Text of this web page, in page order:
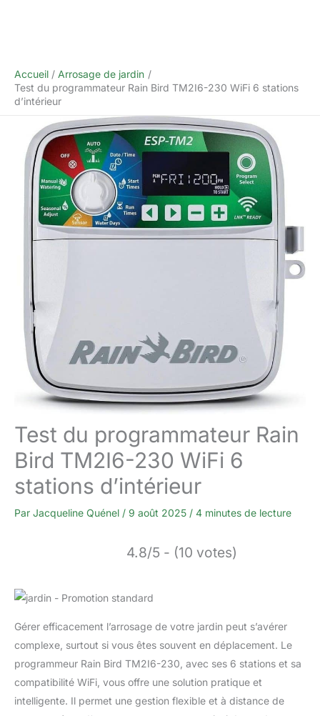
Accueil
Arrosage de jardin
Test du programmateur Rain Bird TM2I6-230 WiFi 6 stations
d’intérieur
Test du programmateur Rain
Bird TM2I6-230 WiFi 6
stations d’intérieur
Par Jacqueline Quénel / 9 août 2025 / 4 minutes de lecture
4.8/5 - (10 votes)
Gérer efficacement l’arrosage de votre jardin peut s’avérer
complexe, surtout si vous êtes souvent en déplacement. Le
programmeur Rain Bird TM2I6-230, avec ses 6 stations et sa
compatibilité WiFi, vous offre une solution pratique et
intelligente. Il permet une gestion flexible et à distance de